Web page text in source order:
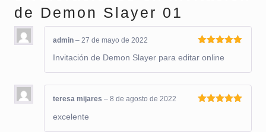
de Demon Slayer 01
con5de 5
admin – 27 de mayo de 2022
Invitación de Demon Slayer para editar online
teresa mijares – 8 de agosto de 2022
excelente